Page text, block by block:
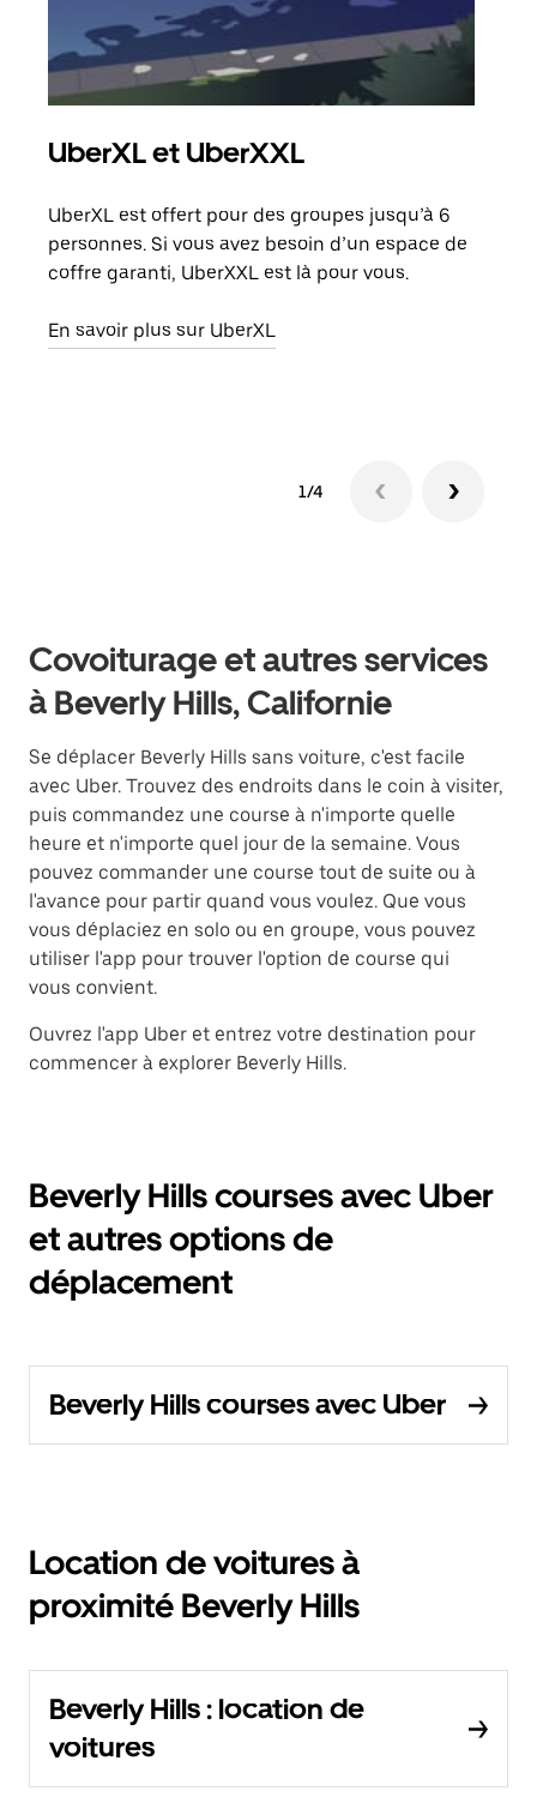
UberXL et UberXXL
UberXL est offert pour des groupes jusqu’à 6
personnes. Si vous avez besoin d’un espace de
coffre garanti, UberXXL est là pour vous.
En savoir plus sur UberXL
1/4
Covoiturage et autres services
à Beverly Hills, Californie
Se déplacer Beverly Hills sans voiture, c'est facile
avec Uber. Trouvez des endroits dans le coin à visiter,
puis commandez une course à n'importe quelle
heure et n'importe quel jour de la semaine. Vous
pouvez commander une course tout de suite ou à
l'avance pour partir quand vous voulez. Que vous
vous déplaciez en solo ou en groupe, vous pouvez
utiliser l'app pour trouver l'option de course qui
vous convient.
Ouvrez l'app Uber et entrez votre destination pour
commencer à explorer Beverly Hills.
Beverly Hills courses avec Uber
et autres options de
déplacement
Beverly Hills courses avec Uber
Location de voitures à
proximité Beverly Hills
Beverly Hills : location de
voitures